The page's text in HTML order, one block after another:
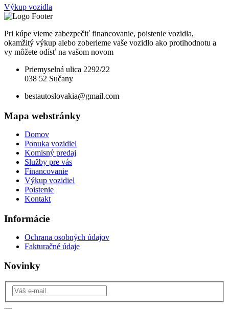
Výkup vozidla
Pri kúpe vieme zabezpečiť financovanie, poistenie vozidla,
okamžitý výkup alebo zoberieme vaše vozidlo ako protihodnotu a
vy môžete odísť na vašom novom
Priemyselná ulica 2292/22
038 52 Sučany
bestautoslovakia@gmail.com
Mapa webstránky
Domov
Ponuka vozidiel
Komisný predaj
Služby pre vás
Financovanie
Výkup vozidiel
Poistenie
Kontakt
Informácie
Ochrana osobných údajov
Fakturačné údaje
Novinky